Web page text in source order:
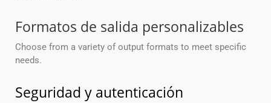
Formatos de salida personalizables
Choose from a variety of output formats to meet specific
needs.
Seguridad y autenticación